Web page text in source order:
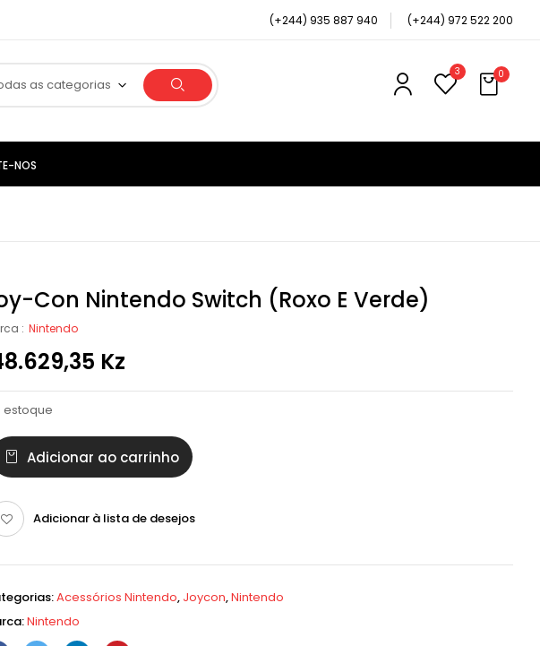
(+244) 935 887 940 (+244) 972 522 200
as categorias
3 0
NOS
Con Nintendo Switch (Roxo E Verde)
: Nintendo
Kz
estoque
Adicionar ao carrinho
Adicionar à lista de desejos
Acessórios Nintendo, Joycon,Nintendo
Nintendo